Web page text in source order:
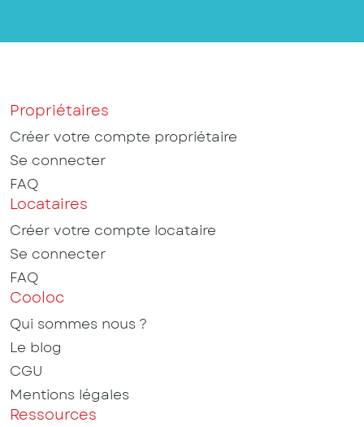
Propriétaires
Créer votre compte propriétaire
Se connecter
FAQ
Locataires
Créer votre compte locataire
Se connecter
FAQ
Cooloc
Qui sommes nous ?
Le blog
CGU
Mentions légales
Ressources